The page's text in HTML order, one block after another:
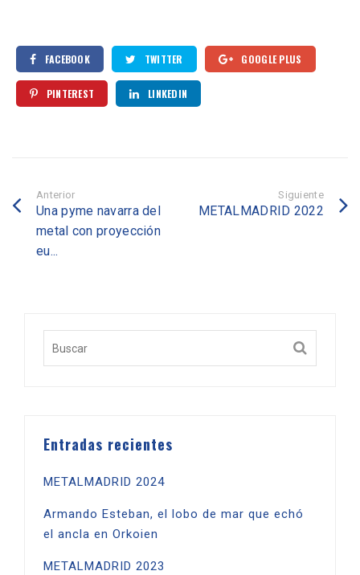
FACEBOOK TWITTER GOOGLE PLUS
PINTEREST LINKEDIN
Anterior
Una pyme navarra del
metal con proyección
eu...
Siguiente
METALMADRID 2022
Entradas recientes
METALMADRID 2024
Armando Esteban, el lobo de mar que echó
el ancla en Orkoien
METALMADRID 2023